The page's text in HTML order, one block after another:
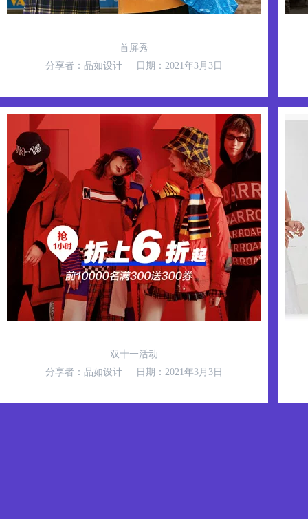
首屏秀
分享者：品如设计
日期：2021年3月3日
应用
双十一活动
分享者：品如设计
日期：2021年3月3日